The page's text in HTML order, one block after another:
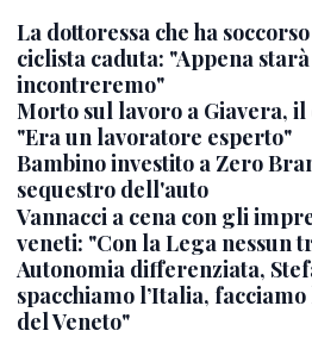
La dottoressa che ha
ciclista caduta: "Appena
incontreremo"
Morto sul lavoro a Giavera,
"Era un lavoratore esperto"
Bambino investito a Zero
sequestro dell'auto
Vannacci a cena con gli
veneti: "Con la Lega nessun
Autonomia differenziata,
spacchiamo l’Italia, facciamo
del Veneto"